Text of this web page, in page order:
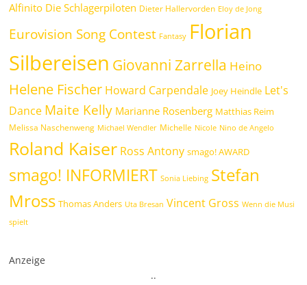
Alfinito Die Schlagerpiloten Dieter Hallervorden Eloy de Jong
Eurovision Song Contest Fantasy Florian
Silbereisen Giovanni Zarrella Heino
Helene Fischer Howard Carpendale Joey Heindle Let's
Dance Maite Kelly Marianne Rosenberg Matthias Reim
Melissa Naschenweng Michael Wendler Michelle Nicole Nino de Angelo
Roland Kaiser Ross Antony smago! AWARD
smago! INFORMIERT Sonia Liebing Stefan
Mross Thomas Anders Uta Bresan Vincent Gross Wenn die Musi
spielt
Anzeige
..